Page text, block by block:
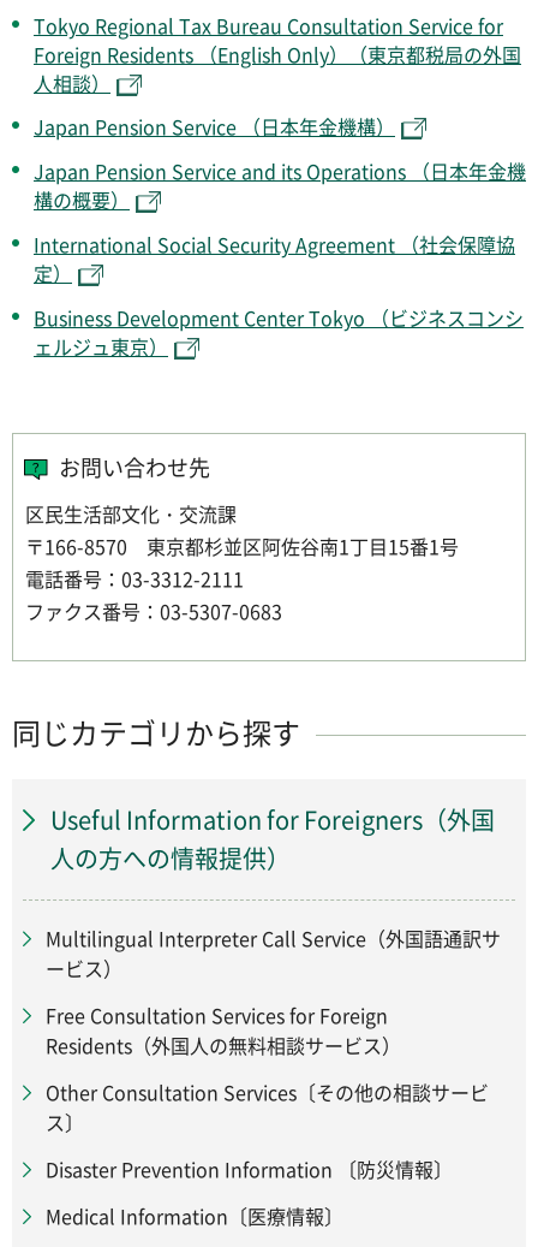
Tokyo Regional Tax Bureau Consultation Service for
Foreign Residents （English Only）（東京都税局の外国
人相談）
Japan Pension Service （日本年金機構）
Japan Pension Service and its Operations （日本年金機
構の概要）
International Social Security Agreement （社会保障協
定）
Business Development Center Tokyo （ビジネスコンシ
ェルジュ東京）
お問い合わせ先
区民生活部文化・交流課
〒166-8570 東京都杉並区阿佐谷南1丁目15番1号
電話番号：03-3312-2111
ファクス番号：03-5307-0683
同じカテゴリから探す
Useful Information for Foreigners（外国
人の方への情報提供）
Multilingual Interpreter Call Service（外国語通訳サ
ービス）
Free Consultation Services for Foreign
Residents（外国人の無料相談サービス）
Other Consultation Services〔その他の相談サービ
ス〕
Disaster Prevention Information 〔防災情報〕
Medical Information〔医療情報〕